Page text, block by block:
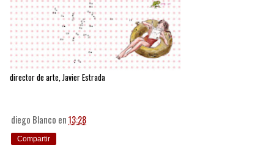
director de arte, Javier Estrada
diego Blanco en13:28
Compartir